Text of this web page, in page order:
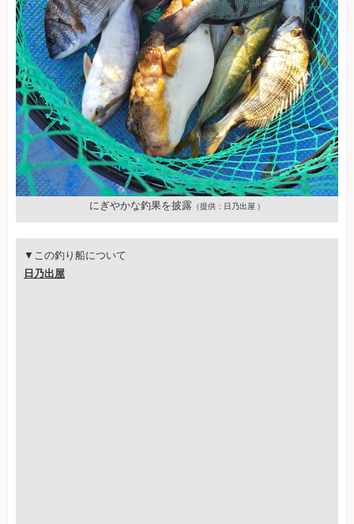
にぎやかな釣果を披露 （提供：日乃出屋 ）
▼この釣り船について
日乃出屋